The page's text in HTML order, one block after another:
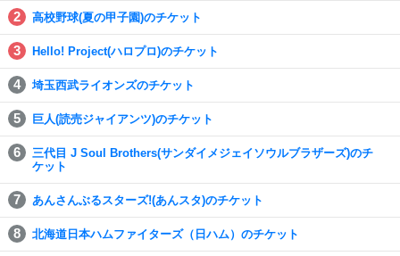
高校野球(夏の甲子園)のチケット
Hello! Project(ハロプロ)のチケット
埼玉西武ライオンズのチケット
巨人(読売ジャイアンツ)のチケット
三代目 J Soul Brothers(サンダイメジェイソウルブラザーズ)のチ
ケット
あんさんぶるスターズ!(あんスタ)のチケット
北海道日本ハムファイターズ（日ハム）のチケット